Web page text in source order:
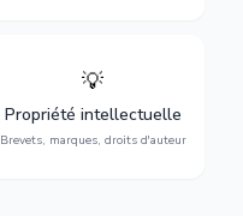
💡
Propriété intellectuelle
Brevets, marques, droits d'auteur
Protection de vos créations
d'auteur et lutte contre la
contrefaçon.